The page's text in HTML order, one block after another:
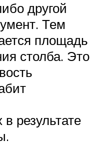
другой
Тем
площадь
столба. Это
результате